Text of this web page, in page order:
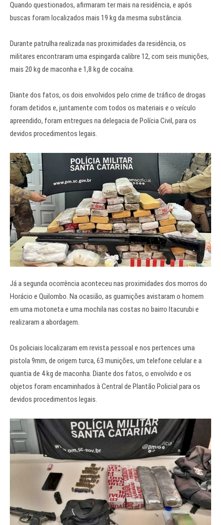
Quando questionados, afirmaram ter mais na residência, e após
buscas foram localizados mais 19 kg da mesma substância.
Durante patrulha realizada nas proximidades da residência, os
militares encontraram uma espingarda calibre 12, com seis munições,
mais 20 kg de maconha e 1,8 kg de cocaína.
Diante dos fatos, os dois envolvidos pelo crime de tráfico de drogas
foram detidos e, juntamente com todos os materiais e o veículo
apreendido, foram entregues na delegacia de Polícia Civil, para os
devidos procedimentos legais.
Já a segunda ocorrência aconteceu nas proximidades dos morros do
Horácio e Quilombo. Na ocasião, as guarnições avistaram o homem
em uma motoneta e uma mochila nas costas no bairro Itacurubi e
realizaram a abordagem.
Os policiais localizaram em revista pessoal e nos pertences uma
pistola 9mm, de origem turca, 63 munições, um telefone celular e a
quantia de 4 kg de maconha. Diante dos fatos, o envolvido e os
objetos foram encaminhados à Central de Plantão Policial para os
devidos procedimentos legais.